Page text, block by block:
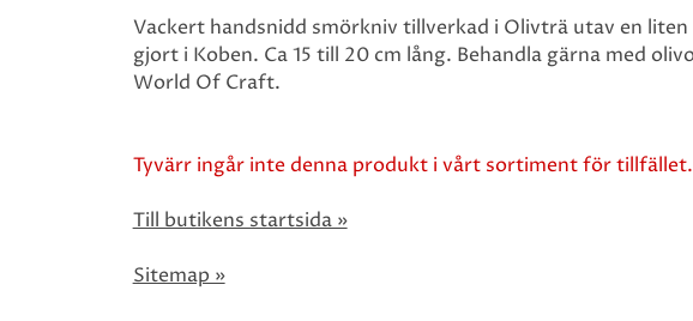
Vackert handsnidd smörkniv tillverkad i Olivträ utav en
gjort i Koben. Ca 15 till 20 cm lång. Behandla gärna med
World Of Craft.
Tyvärr ingår inte denna produkt i vårt sortiment för tillfället.
Till butikens startsida »
Sitemap »